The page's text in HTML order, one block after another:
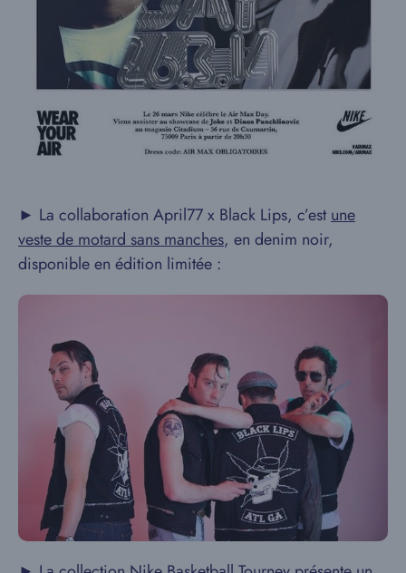
► La collaboration April77 x Black Lips, c’estune
veste de motard sans manches, en denim noir,
disponible en édition limitée :